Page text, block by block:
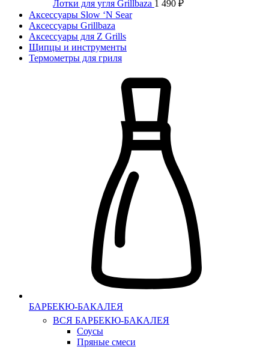
Лотки для угля Grillbaza 1 490 ₽
Аксессуары Slow ‘N Sear
Аксессуары Grillbaza
Аксессуары для Z Grills
Щипцы и инструменты
Термометры для гриля
БАРБЕКЮ-БАКАЛЕЯ
ВСЯ БАРБЕКЮ-БАКАЛЕЯ
Соусы
Пряные смеси